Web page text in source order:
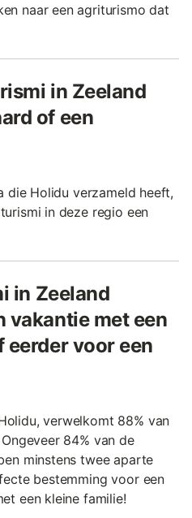
naar een agriturismo dat
in Zeeland
of een
die Holidu verzameld heeft,
in deze regio een
in Zeeland
vakantie met een
eerder voor een
verwelkomt 88% van
84% van de
minstens twee aparte
bestemming voor een
een kleine familie!